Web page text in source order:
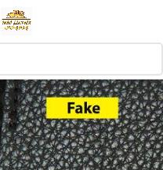
انواع چرم